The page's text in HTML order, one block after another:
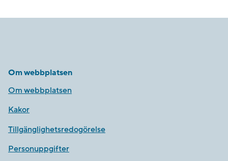
Om webbplatsen
Om webbplatsen
Kakor
Tillgänglighetsredogörelse
Personuppgifter